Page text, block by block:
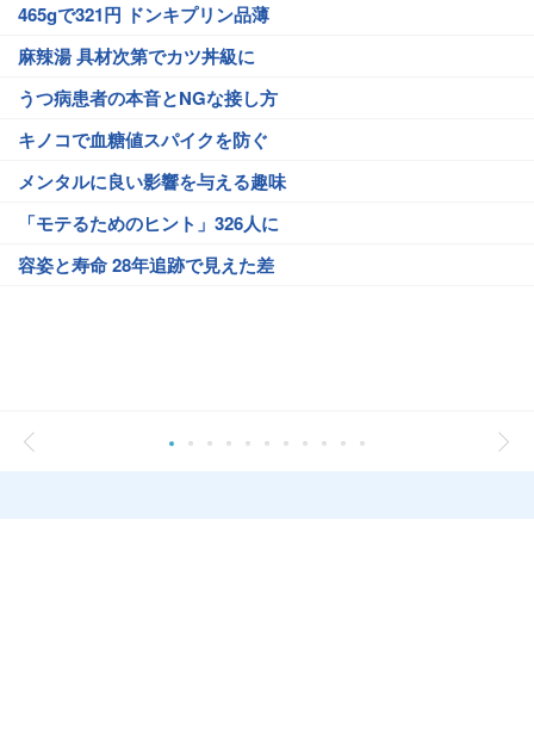
465gで321円 ドンキプリン品薄
麻辣湯 具材次第でカツ丼級に
うつ病患者の本音とNGな接し方
キノコで血糖値スパイクを防ぐ
メンタルに良い影響を与える趣味
「モテるためのヒント」326人に
容姿と寿命 28年追跡で見えた差